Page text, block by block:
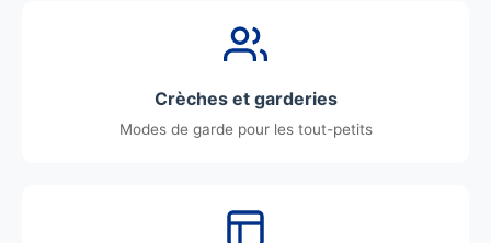
Crèches et garderies
Modes de garde pour les tout-petits